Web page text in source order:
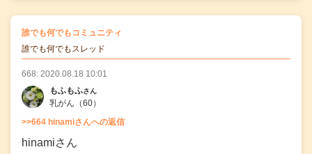
誰でも何でもコミュニティ
誰でも何でもスレッド
668: 2020.08.18 10:01
もふもふさん
乳がん （60）
>>664 hinamiさんへの返信
hinamiさん